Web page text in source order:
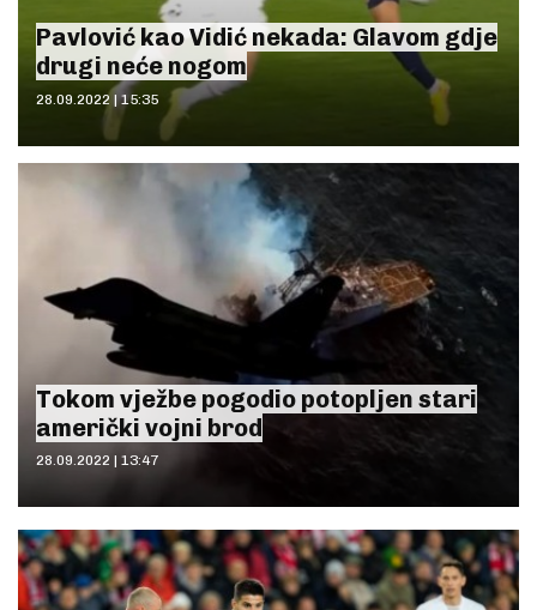
Pavlović kao Vidić nekada: Glavom gdje
drugi neće nogom
28.09.2022 | 15:35
Tokom vježbe pogodio potopljen stari
američki vojni brod
28.09.2022 | 13:47